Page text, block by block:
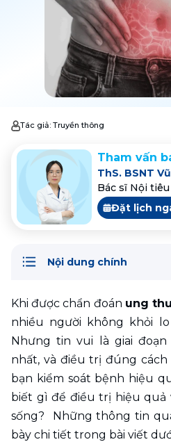
Tác giả: Truyền thông
Tham vấn
ThS.
Bác sĩ Nội
Đặt lịch
Nội dung chính
Khi được chẩn đoán ung
nhiều người không khỏi
Nhưng tin vui là giai
nhất, và điều trị đúng
bạn kiểm soát bệnh hiệu
biết gì để điều trị hiệu quả
sống?  Những thông tin
bày chi tiết trong bài viết